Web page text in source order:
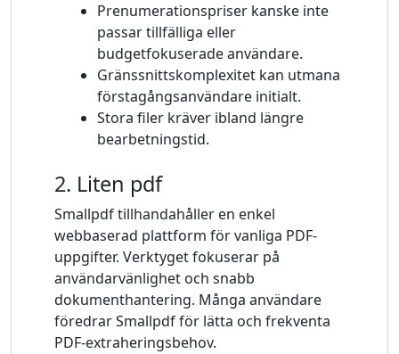
Prenumerationspriser kanske inte
passar tillfälliga eller
budgetfokuserade användare.
Gränssnittskomplexitet kan utmana
förstagångsanvändare initialt.
Stora filer kräver ibland längre
bearbetningstid.
2. Liten pdf
Smallpdf tillhandahåller en enkel
webbaserad plattform för vanliga PDF-
uppgifter. Verktyget fokuserar på
användarvänlighet och snabb
dokumenthantering. Många användare
föredrar Smallpdf för lätta och frekventa
PDF-extraheringsbehov.